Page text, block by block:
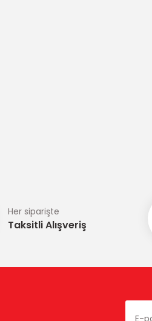
Her siparişte
Taksitli Alışveriş